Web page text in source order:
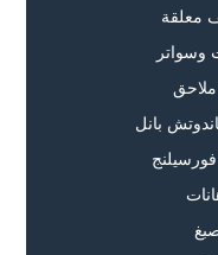
معلقة
وسواتر
بانل